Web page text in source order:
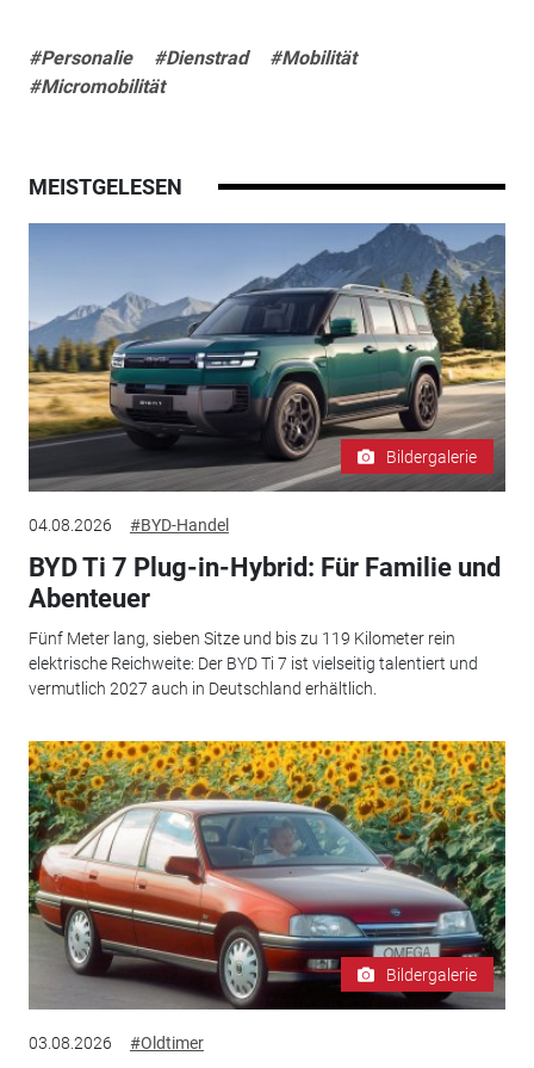
#Personalie #Dienstrad
#Mobilität
#Micromobilität
MEISTGELESEN
Bildergalerie
04.08.2026 #BYD-Handel
BYD Ti 7 Plug-in-Hybrid: Für Familie und
Abenteuer
Fünf Meter lang, sieben Sitze und bis zu 119 Kilometer rein
elektrische Reichweite: Der BYD Ti 7 ist vielseitig talentiert und
vermutlich 2027 auch in Deutschland erhältlich.
Bildergalerie
03.08.2026 #Oldtimer